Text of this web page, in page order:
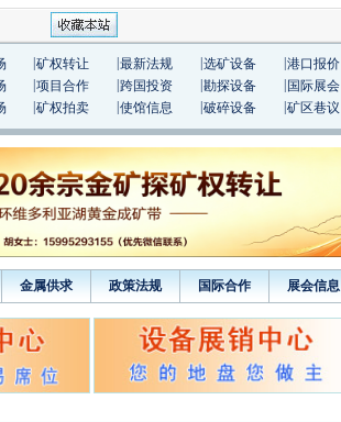
矿权转让 最新法规 选矿设备 港口报价
项目合作 跨国投资 勘探设备 国际展会
矿权拍卖 使馆信息 破碎设备 矿区巷议
金属供求 政策法规 国际合作 展会信息